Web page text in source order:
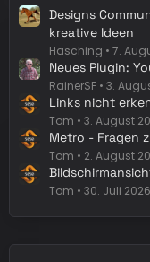
Designs
kreative Ideen
Hasching 7.
Neues Plugin:
RainerSF 3.
Links nicht
Tom 3. August
Metro - Fragen
Tom 2. August
Tom 30. Juli